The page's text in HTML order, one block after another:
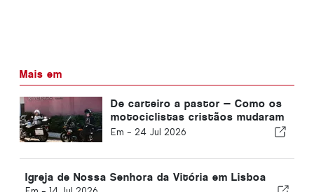
Mais em
De carteiro a pastor — Como os
motociclistas cristãos mudaram
a vida de David
Em - 24 Jul 2026
Igreja de Nossa Senhora da Vitória em Lisboa